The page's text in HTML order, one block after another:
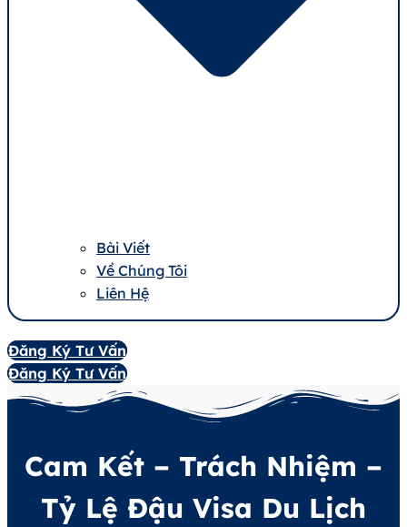
Bài Viết
Về Chúng Tôi
Liên Hệ
Đăng Ký Tư Vấn
Đăng Ký Tư Vấn
Cam Kết – Trách Nhiệm –
Tỷ Lệ Đậu Visa Du Lịch